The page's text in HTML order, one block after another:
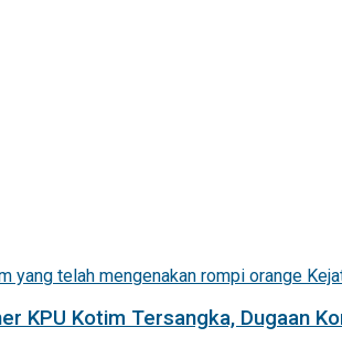
KPU Kotim Tersangka, Dugaan